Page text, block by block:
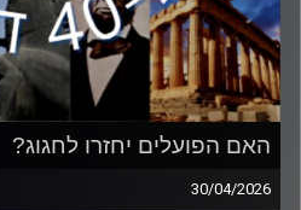
האם הפועלים יחזרו לחגוג?
30/04/2026